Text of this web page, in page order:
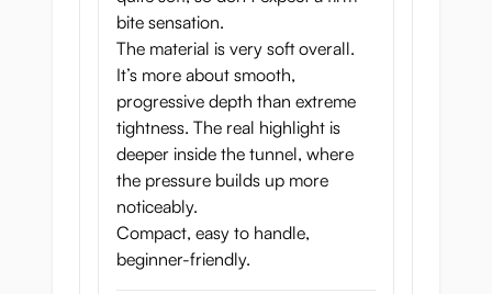
bite sensation.
The material is very soft overall.
It’s more about smooth,
progressive depth than extreme
tightness. The real highlight is
deeper inside the tunnel, where
the pressure builds up more
noticeably.
Compact, easy to handle,
beginner-friendly.